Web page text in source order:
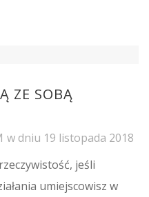
ZE SOBĄ
w dniu 19 listopada 2018
jeśli
umiejscowisz w